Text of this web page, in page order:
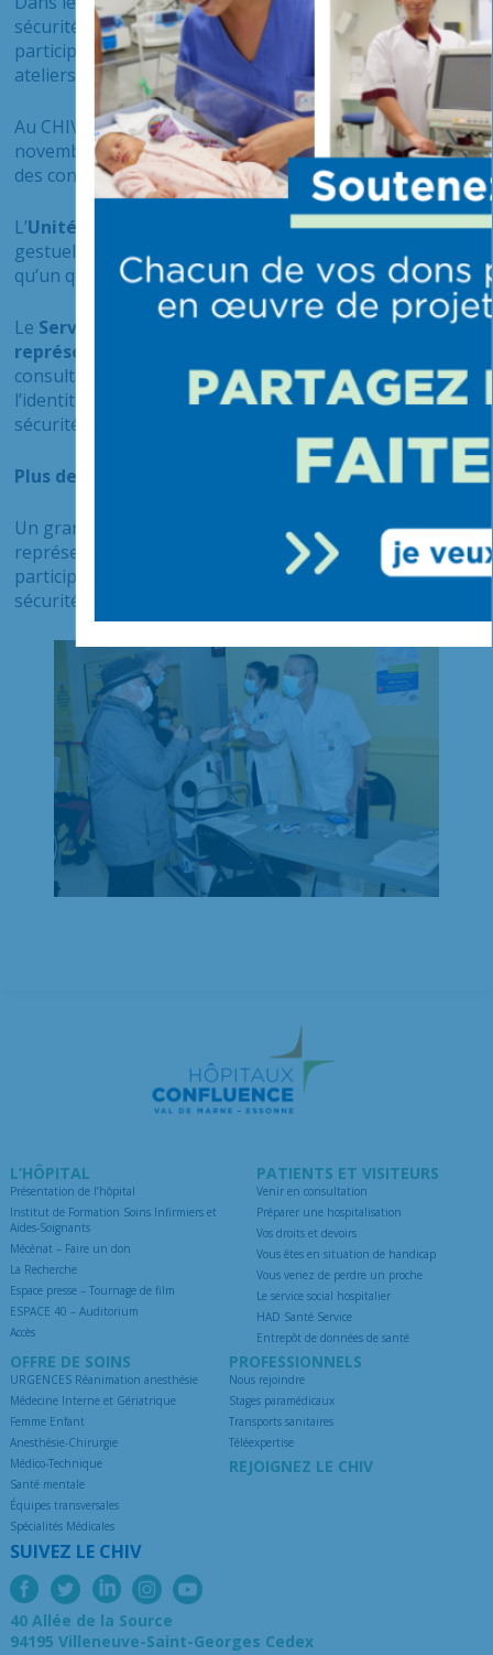
sécurité des soins, les Hôpitaux Confluence ont
participé conjointement à cette nouvelle édition. Des
ateliers ont été proposés au sein des deux hôpitaux.
Au CHIV, 2 jours y ont été consacrés. Ainsi, les 26 et 27
novembre 2020, un stand a été mis en place au niveau
des consultations R0 et R-1.
L’Unité d’hygiène
animait un atelier sur la bonne
gestuelle du lavage des mains (« Boite à coucou ») ainsi
qu’un questionnaire sur le bon usage des antibiotiques.
Le Service qualité, risques et usagers etun des
représentants des usagers
consultants de répondre à un quizz sur
l’identitovigilance et un questionnaire sur les réflexes
sécurité.
Plus de 70 usagers ont participé à ces ateliers.
Un grand remerciement aux animateurs, aux
représentants des usagers mobilisés et à tous les
participants qui ont contribué à ces actions autour de la
sécurité des soins.
L’HÔPITAL
Présentation de l’hôpital
Institut de Formation Soins Infirmiers et
Aides-Soignants
Mécénat – Faire un don
La Recherche
Espace presse – Tournage de film
ESPACE 40 – Auditorium
Accès
PATIENTS ET VISITEURS
Venir en consultation
Préparer une hospitalisation
Vos droits et devoirs
Vous êtes en situation de handicap
Vous venez de perdre un proche
Le service social hospitalier
HAD Santé Service
Entrepôt de données de santé
OFFRE DE SOINS
URGENCES Réanimation anesthésie
Médecine Interne et Gériatrique
Femme Enfant
Anesthésie-Chirurgie
Médico-Technique
Santé mentale
Équipes transversales
Spécialités Médicales
PROFESSIONNELS
Nous rejoindre
Stages paramédicaux
Transports sanitaires
Téléexpertise
REJOIGNEZ LE CHIV
SUIVEZ LE CHIV
40 Allée de la Source
94195 Villeneuve-Saint-Georges Cedex